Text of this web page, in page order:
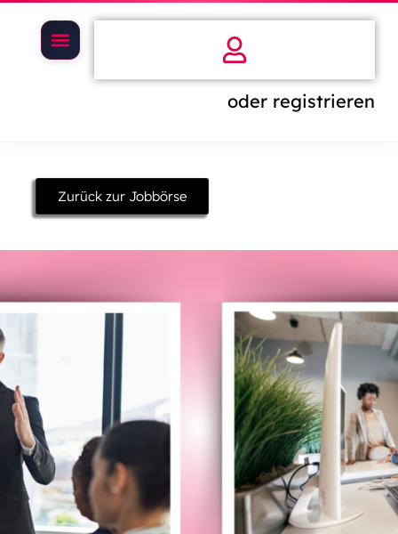
oder registrieren
Zurück zur Jobbörse